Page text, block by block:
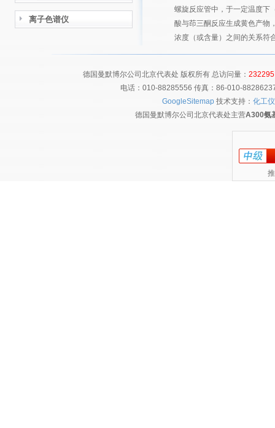
离子色谱仪
螺旋反应管中，于一定温度下
酸与茚三酮反应生成黄色产物
浓度（或含量）之间的关系符
德国曼默博尔公司北京代表处 版权所有 总访问量： 232295
电话：010-88285556 传真：86-010-
GoogleSitemap技术支持： 化工
德国曼默博尔公司北京代表处主营A300氨